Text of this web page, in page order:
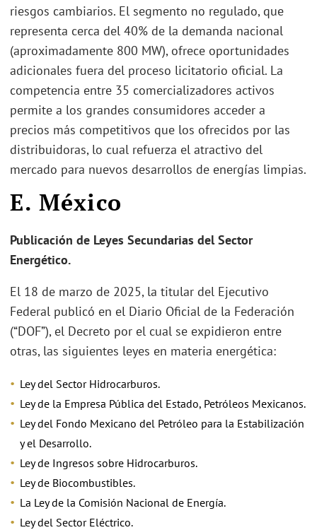
riesgos cambiarios. El segmento no regulado, que
representa cerca del 40% de la demanda nacional
(aproximadamente 800 MW), ofrece oportunidades
adicionales fuera del proceso licitatorio oficial. La
competencia entre 35 comercializadores activos
permite a los grandes consumidores acceder a
precios más competitivos que los ofrecidos por las
distribuidoras, lo cual refuerza el atractivo del
mercado para nuevos desarrollos de energías limpias.
E. México
Publicación de Leyes Secundarias del Sector
Energético.
El 18 de marzo de 2025, la titular del Ejecutivo
Federal publicó en el Diario Oficial de la Federación
(“DOF”), el Decreto por el cual se expidieron entre
otras, las siguientes leyes en materia energética:
Ley del Sector Hidrocarburos.
Ley de la Empresa Pública del Estado, Petróleos Mexicanos.
Ley del Fondo Mexicano del Petróleo para la Estabilización
y el Desarrollo.
Ley de Ingresos sobre Hidrocarburos.
Ley de Biocombustibles.
La Ley de la Comisión Nacional de Energía.
Ley del Sector Eléctrico.